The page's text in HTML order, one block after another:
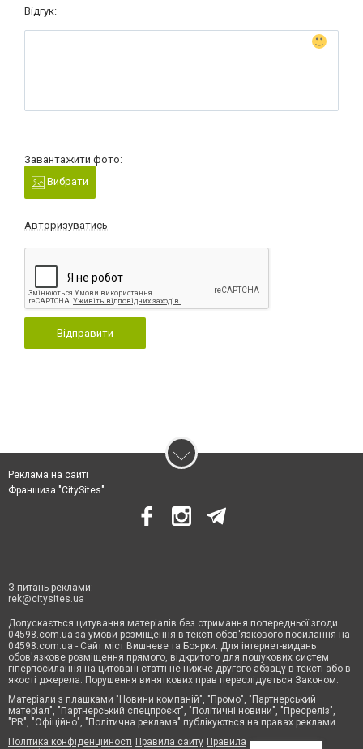
Відгук:
Завантажити фото:
Вибрати
Авторизуватись
Відправити
Реклама на сайті
Франшиза "CitySites"
З питань реклами:
rek@citysites.ua
Допускається цитування матеріалів без отримання попередньої згоди
04598.com.ua за умови розміщення в тексті обов'язкового посилання на
04598.com.ua - Сайт міст Вишневе та Боярки. Для інтернет-видань
обов'язкове розміщення прямого, відкритого для пошукових систем
гіперпосилання на цитовані статті не нижче другого абзацу в тексті або в
якості джерела. Порушення виняткових прав переслідується Законом.
Матеріали з плашками "Новини компаній", "Промо", "Партнерський
матеріал", "Партнерський спецпроєкт", "Політичні новини", "Пресреліз",
"PR", "Офіційно", "Політична реклама" публікуються на правах реклами.
Політика конфіденційності Правила сайту Правила